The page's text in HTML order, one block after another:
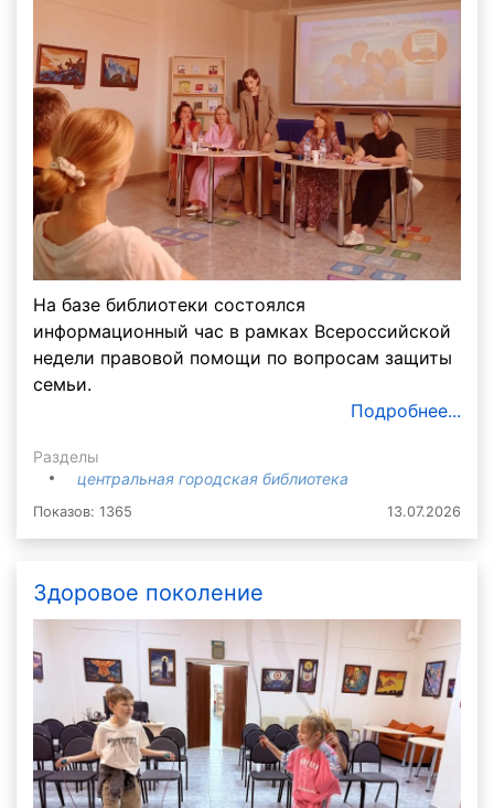
На базе библиотеки состоялся
информационный час в рамках Всероссийской
недели правовой помощи по вопросам защиты
семьи.
Подробнее...
Разделы
центральная городская библиотека
Показов: 1365 13.07.2026
Здоровое поколение